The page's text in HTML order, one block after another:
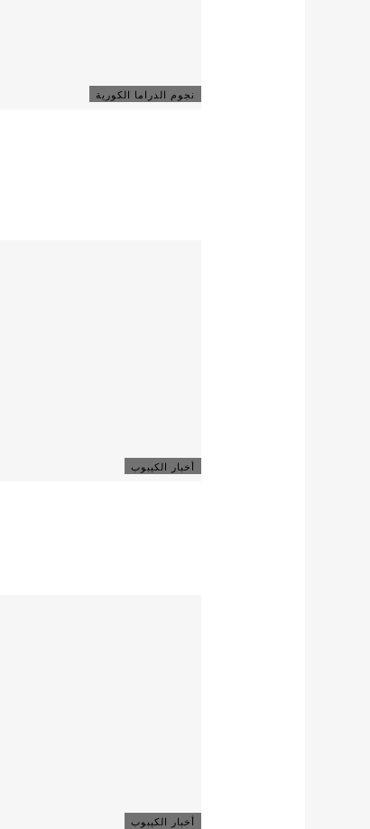
نجوم الدراما الكورية
أخبار الكيبوب
أخبار الكيبوب